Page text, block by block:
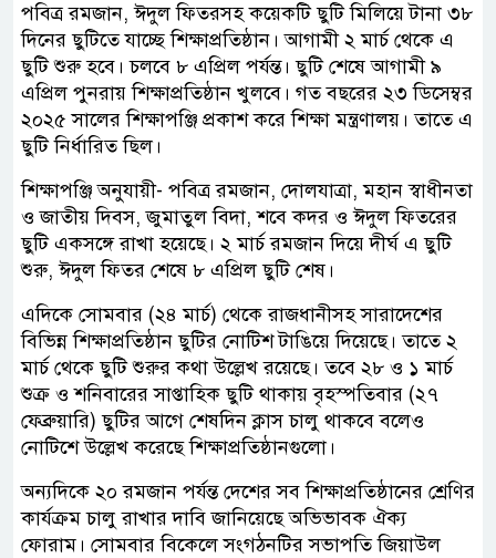
পবিত্র রমজান, ঈদুল ফিতরসহ কয়েকটি ছুটি মিলিয়ে টানা ৩৮
দিনের ছুটিতে যাচ্ছে শিক্ষাপ্রতিষ্ঠান। আগামী ২ মার্চ থেকে এ
ছুটি শুরু হবে। চলবে ৮ এপ্রিল পর্যন্ত। ছুটি শেষে আগামী ৯
এপ্রিল পুনরায় শিক্ষাপ্রতিষ্ঠান খুলবে। গত বছরের ২৩ ডিসেম্বর
২০২৫ সালের শিক্ষাপঞ্জি প্রকাশ করে শিক্ষা মন্ত্রণালয়। তাতে এ
ছুটি নির্ধারিত ছিল।
শিক্ষাপঞ্জি অনুযায়ী- পবিত্র রমজান, দোলযাত্রা, মহান স্বাধীনতা
ও জাতীয় দিবস, জুমাতুল বিদা, শবে কদর ও ঈদুল ফিতরের
ছুটি একসঙ্গে রাখা হয়েছে। ২ মার্চ রমজান দিয়ে দীর্ঘ এ ছুটি
শুরু, ঈদুল ফিতর শেষে ৮ এপ্রিল ছুটি শেষ।
এদিকে সোমবার (২৪ মার্চ) থেকে রাজধানীসহ সারাদেশের
বিভিন্ন শিক্ষাপ্রতিষ্ঠান ছুটির নোটিশ টাঙিয়ে দিয়েছে। তাতে ২
মার্চ থেকে ছুটি শুরুর কথা উল্লেখ রয়েছে। তবে ২৮ ও ১ মার্চ
শুক্র ও শনিবারের সাপ্তাহিক ছুটি থাকায় বৃহস্পতিবার (২৭
ফেব্রুয়ারি) ছুটির আগে শেষদিন ক্লাস চালু থাকবে বলেও
নোটিশে উল্লেখ করেছে শিক্ষাপ্রতিষ্ঠানগুলো।
অন্যদিকে ২০ রমজান পর্যন্ত দেশের সব শিক্ষাপ্রতিষ্ঠানের শ্রেণির
কার্যক্রম চালু রাখার দাবি জানিয়েছে অভিভাবক ঐক্য
ফোরাম। সোমবার বিকেলে সংগঠনটির সভাপতি জিয়াউল